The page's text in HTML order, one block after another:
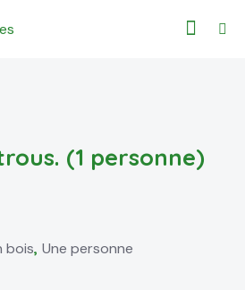
(1 personne)
bois, Une personne